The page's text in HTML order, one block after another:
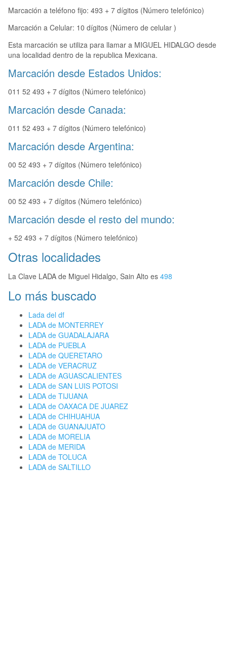
Marcación a teléfono fijo: 493 + 7 dígitos (Número telefónico)
Marcación a Celular: 10 dígitos (Número de celular )
Esta marcación se utiliza para llamar a MIGUEL HIDALGO desde
una localidad dentro de la republica Mexicana.
Marcación desde Estados Unidos:
011 52 493 + 7 dígitos (Número telefónico)
Marcación desde Canada:
011 52 493 + 7 dígitos (Número telefónico)
Marcación desde Argentina:
00 52 493 + 7 dígitos (Número telefónico)
Marcación desde Chile:
00 52 493 + 7 dígitos (Número telefónico)
Marcación desde el resto del mundo:
+ 52 493 + 7 dígitos (Número telefónico)
Otras localidades
La Clave LADA de Miguel Hidalgo, Sain Alto es 498
Lo más buscado
Lada del df
LADA de MONTERREY
LADA de GUADALAJARA
LADA de PUEBLA
LADA de QUERETARO
LADA de VERACRUZ
LADA de AGUASCALIENTES
LADA de SAN LUIS POTOSI
LADA de TIJUANA
LADA de OAXACA DE JUAREZ
LADA de CHIHUAHUA
LADA de GUANAJUATO
LADA de MORELIA
LADA de MERIDA
LADA de TOLUCA
LADA de SALTILLO